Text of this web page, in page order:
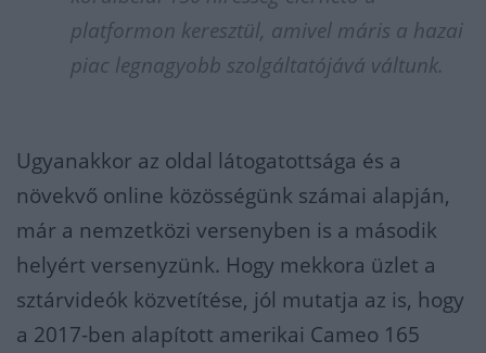
platformon keresztül, amivel máris a hazai
piac legnagyobb szolgáltatójává váltunk.
Ugyanakkor az oldal látogatottsága és a
növekvő online közösségünk számai alapján,
már a nemzetközi versenyben is a második
helyért versenyzünk. Hogy mekkora üzlet a
sztárvideók közvetítése, jól mutatja az is, hogy
a 2017-ben alapított amerikai Cameo 165